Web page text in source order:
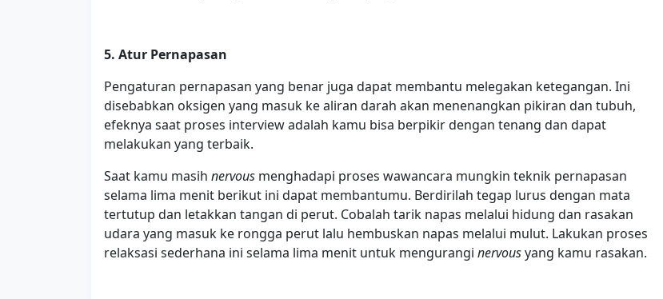
5. Atur Pernapasan
Pengaturan pernapasan yang benar juga dapat membantu melegakan ketegangan. Ini
disebabkan oksigen yang masuk ke aliran darah akan menenangkan pikiran dan tubuh,
efeknya saat proses interview adalah kamu bisa berpikir dengan tenang dan dapat
melakukan yang terbaik.
Saat kamu masih nervous menghadapi proses wawancara mungkin teknik pernapasan
selama lima menit berikut ini dapat membantumu. Berdirilah tegap lurus dengan mata
tertutup dan letakkan tangan di perut. Cobalah tarik napas melalui hidung dan rasakan
udara yang masuk ke rongga perut lalu hembuskan napas melalui mulut. Lakukan proses
relaksasi sederhana ini selama lima menit untuk mengurangi nervousyang kamu rasakan.